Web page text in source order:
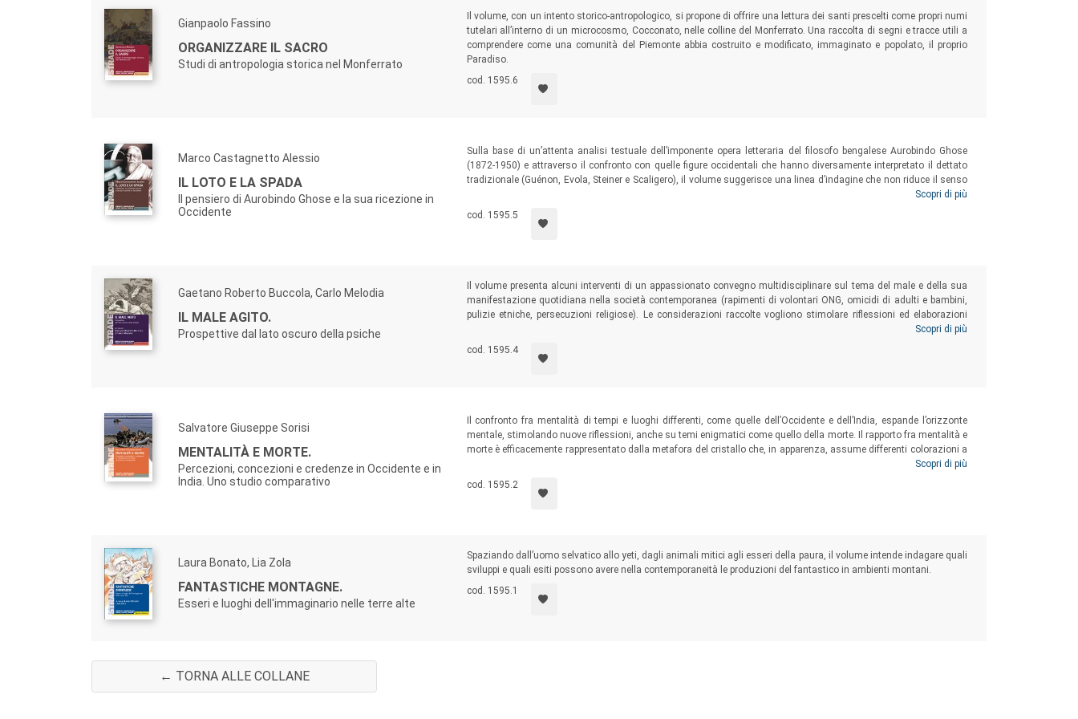
Tutte le proposte di pubblicazione vengono sottoposte alla procedura del referaggio(peer review), fondata su una valutazione che viene espressa sempre e
per ogni lavoro da parte di duereferees anonimi, selezionati fra docenti universitari e/o esperti.
Gianpaolo Fassino
ORGANIZZARE IL SACRO
Studi di antropologia storica nel Monferrato
Il volume, con un intento storico-antropologico, si propone di offrire una lettura dei santi prescelti come propri numi
tutelari all’interno di un microcosmo, Cocconato, nelle colline del Monferrato. Una raccolta di segni e tracce utili a
comprendere come una comunità del Piemonte abbia costruito e modificato, immaginato e popolato, il proprio
Paradiso.
cod. 1595.6
Marco Castagnetto Alessio
IL LOTO E LA SPADA
Il pensiero di Aurobindo Ghose e la sua ricezione in
Occidente
Sulla base di un’attenta analisi testuale dell’imponente opera letteraria del filosofo bengalese Aurobindo Ghose
(1872-1950) e attraverso il confronto con quelle figure occidentali che hanno diversamente interpretato il dettato
tradizionale (Guénon, Evola, Steiner e Scaligero), il volume suggerisce una linea d’indagine che non riduce il senso
dell’opera aurobindiana alle categorie intellettuali dell’Oriente o dell’Occidente, ma ne segue la caratteristica identità
senza sacrificarla in un’ortodossia in cui il filosofo non si è mai pienamente riconosciuto.
Scopri di più
cod. 1595.5
Gaetano Roberto Buccola, Carlo Melodia
IL MALE AGITO.
Prospettive dal lato oscuro della psiche
Il volume presenta alcuni interventi di un appassionato convegno multidisciplinare sul tema del male e della sua
manifestazione quotidiana nella società contemporanea (rapimenti di volontari ONG, omicidi di adulti e bambini,
pulizie etniche, persecuzioni religiose). Le considerazioni raccolte vogliono stimolare riflessioni ed elaborazioni
che, incrementando la coscienza collettiva intorno alle radici del male, riescano sempre più a favorirne una
trasformazione spirituale e a ridurre la frequenza delle azioni malate e la violenza che attraverso di esse si
riproduce e amplifica.
Scopri di più
cod. 1595.4
Salvatore Giuseppe Sorisi
MENTALITÀ E MORTE.
Percezioni, concezioni e credenze in Occidente e in
India. Uno studio comparativo
Il confronto fra mentalità di tempi e luoghi differenti, come quelle dell’Occidente e dell’India, espande l’orizzonte
mentale, stimolando nuove riflessioni, anche su temi enigmatici come quello della morte. Il rapporto fra mentalità e
morte è efficacemente rappresentato dalla metafora del cristallo che, in apparenza, assume differenti colorazioni a
seconda dei fiori che gli vengono accostati, laddove i fiori rappresentano le differenti mentalità, mentre il cristallo
rappresenta l’essere umano, il mistero della sua natura e quindi quello della morte.
Scopri di più
cod. 1595.2
Laura Bonato, Lia Zola
FANTASTICHE MONTAGNE.
Esseri e luoghi dell'immaginario nelle terre alte
Spaziando dall’uomo selvatico allo yeti, dagli animali mitici agli esseri della paura, il volume intende indagare quali
sviluppi e quali esiti possono avere nella contemporaneità le produzioni del fantastico in ambienti montani.
cod. 1595.1
← TORNA ALLE COLLANE